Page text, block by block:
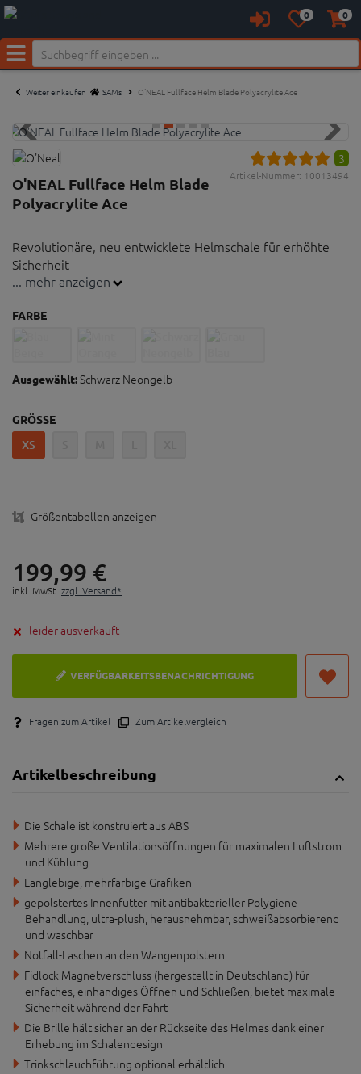
AnmeldenMerkzettel
aufklappen
0 0
Menü
Weiter einkaufen SAMs O'NEAL Fullface Helm Blade Polyacrylite Ace
3
Artikel-Nummer: 10013494
O'NEAL Fullface Helm Blade
Polyacrylite Ace
Revolutionäre, neu entwicklete Helmschale für erhöhte
Sicherheit
erhöhte Sicherheit
Die Schale ist konstruiert aus ABS
Luftstrom und Kühlung
gepolstertes Innenfutter mit antibakterieller
Polygiene Behandlung, ultra-plush, herausnehmbar,
schweißabsorbierend und waschbar
... mehr anzeigen
FARBE
Ausgewählt:Schwarz Neongelb
GRÖSSE
XS
Größentabellen anzeigen
199,99 €
inkl. MwSt. zzgl. Versand*
leider ausverkauft
VERFÜGBARKEITSBENACHRICHTIGUNG
Fragen zum Artikel Zum Artikelvergleich
Artikelbeschreibung
Die Schale ist konstruiert aus ABS
Mehrere große Ventilationsöffnungen für maximalen Luftstrom
und Kühlung
Langlebige, mehrfarbige Grafiken
gepolstertes Innenfutter mit antibakterieller Polygiene
Behandlung, ultra-plush, herausnehmbar, schweißabsorbierend
und waschbar
Notfall-Laschen an den Wangenpolstern
Fidlock Magnetverschluss (hergestellt in Deutschland) für
einfaches, einhändiges Öffnen und Schließen, bietet maximale
Sicherheit während der Fahrt
Die Brille hält sicher an der Rückseite des Helmes dank einer
Erhebung im Schalendesign
Trinkschlauchführung optional erhältlich
Neu bei SAM's: